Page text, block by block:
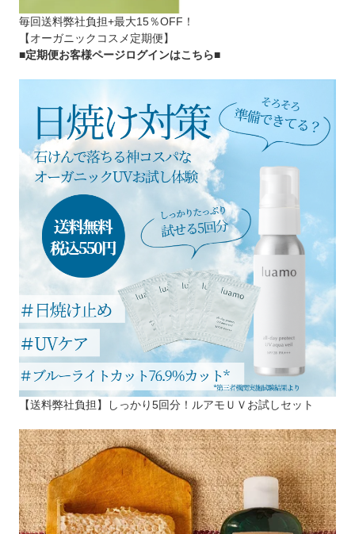
毎回送料弊社負担+最大15％OFF！
【オーガニックコスメ定期便】
■定期便お客様ページログインはこちら■
【送料弊社負担】しっかり5回分！ルアモＵＶお試しセット